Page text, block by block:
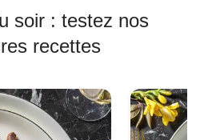
soir : testez nos
recettes